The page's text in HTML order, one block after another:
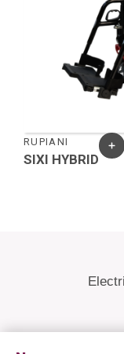
RUPIANI
SIXI HYBRID